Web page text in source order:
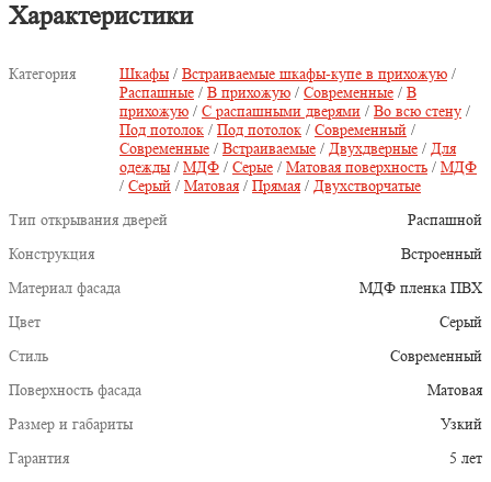
Характеристики
Категория Шкафы / Встраиваемые шкафы-купе в прихожую /
Распашные / В прихожую / Современные / В
прихожую / С распашными дверями / Во всю стену /
Под потолок / Под потолок / Современный /
Современные / Встраиваемые / Двухдверные / Для
одежды / МДФ / Серые / Матовая поверхность / МДФ
/ Серый / Матовая / Прямая / Двухстворчатые
Тип открывания дверей
Распашной
Конструкция
Встроенный
Материал фасада
МДФ пленка ПВХ
Цвет
Серый
Стиль
Современный
Поверхность фасада
Матовая
Размер и габариты
Узкий
Гарантия
5 лет